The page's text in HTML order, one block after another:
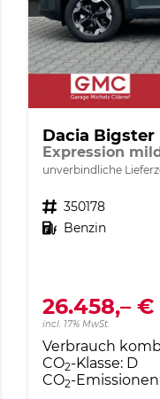
Dacia Bigster
Expression
unverbindliche
Fahrzeugnr. 350178
Kraftstoff Benzin
26.458,– €
incl. 17% MwSt.
Verbrauch
CO2-Klasse: D
CO2-